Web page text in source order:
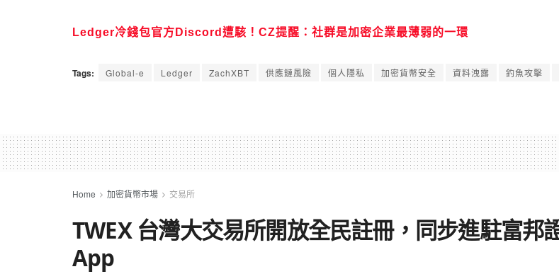
Ledger冷錢包官方Discord遭駭！CZ提醒：社群是加密企業最薄弱的一環
Tags: Global-e Ledger ZachXBT 供應鏈風險 個人隱私 加密貨幣安全 資料洩露 釣魚攻擊
Home 加密貨幣市場 交易所
TWEX 台灣大交易所開放全民註冊，同步進駐富邦
App